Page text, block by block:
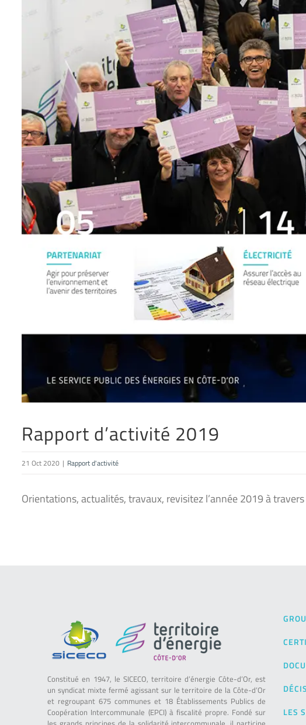
Rapport d’activité 2019
21 Oct 2020 | Rapport d'activité
Orientations, actualités, travaux, revisitez l’année 2019 à
Constitué en 1947, le SICECO, territoire d’énergie Côte-d’Or, est
un syndicat mixte fermé agissant sur le territoire de la Côte-d’Or
et regroupant 675 communes et 18 Établissements Publics de
Coopération Intercommunale (EPCI) à fiscalité propre. Fondé sur
LES